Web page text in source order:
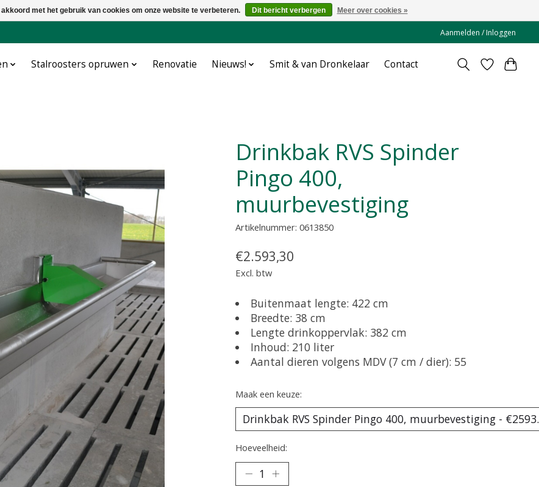
Aanmelden / Inloggen
Stalroosters opruwen Renovatie Nieuws! Smit & van Dronkelaar Contact
Drinkbak RVS Spinder
Pingo 400,
muurbevestiging
Artikelnummer: 0613850
€2.593,30
Excl. btw
Buitenmaat lengte: 422 cm
Breedte: 38 cm
Lengte drinkoppervlak: 382 cm
Inhoud: 210 liter
Aantal dieren volgens MDV (7 cm / dier): 55
Maak een keuze:
Hoeveelheid:
met het gebruik van cookies om onze website te verbeteren. Dit bericht verbergen Meer over cookies »